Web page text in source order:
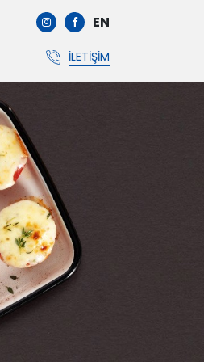
EN
İLETIŞIM